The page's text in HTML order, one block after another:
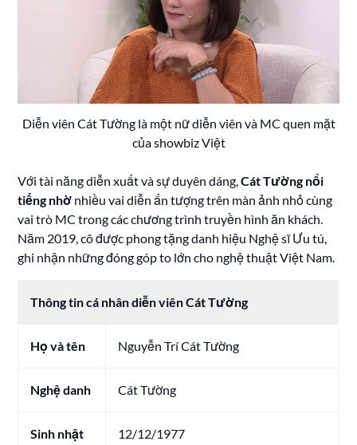
Diễn viên Cát Tường là một nữ diễn viên và MC quen mặt
của showbiz Việt
Với tài năng diễn xuất và sự duyên dáng,Cát Tường nổi
tiếng nhờ nhiều vai diễn ấn tượng trên màn ảnh nhỏ cùng
vai trò MC trong các chương trình truyền hình ăn khách.
Năm 2019, cô được phong tặng danh hiệu Nghệ sĩ Ưu tú,
ghi nhận những đóng góp to lớn cho nghệ thuật Việt Nam.
Thông tin cá nhân diễn viên Cát Tường
Họ và tên Nguyễn Trí Cát Tường
Nghệ danh Cát Tường
Sinh nhật 12/12/1977